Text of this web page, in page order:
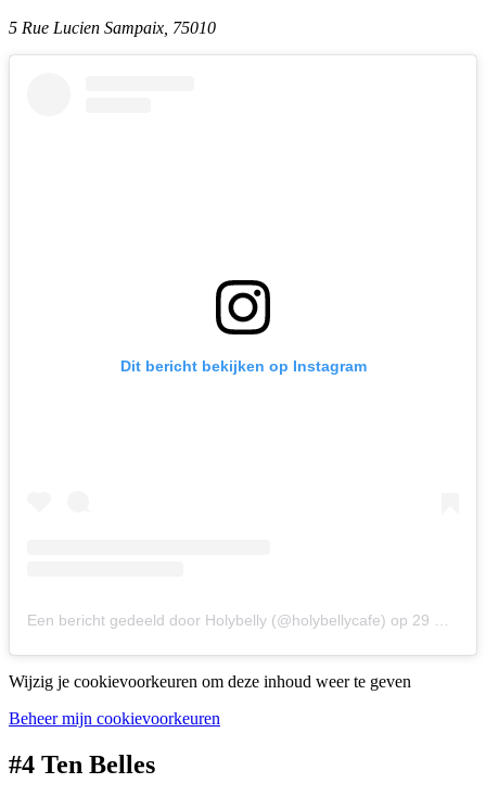
5 Rue Lucien Sampaix, 75010
Dit bericht bekijken op Instagram
Een bericht gedeeld door Holybelly (@holybellycafe) op 29 Mrt 2019 om 3:46 (PDT)
Wijzig je cookievoorkeuren om deze inhoud weer te geven
Beheer mijn cookievoorkeuren
#4 Ten Belles